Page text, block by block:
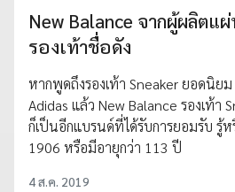
New Balance จากผู้ผลิตแ
รองเท้าชื่อดัง
หากพูดถึงรองเท้า Sneaker ยอดนิย
Adidas แล้ว New Balance รองเท้า
ก็เป็นอีกแบรนด์ที่ได้รับการยอมรับ รู้
1906 หรือมีอายุกว่า 113 ปี
4 ส.ค. 2019